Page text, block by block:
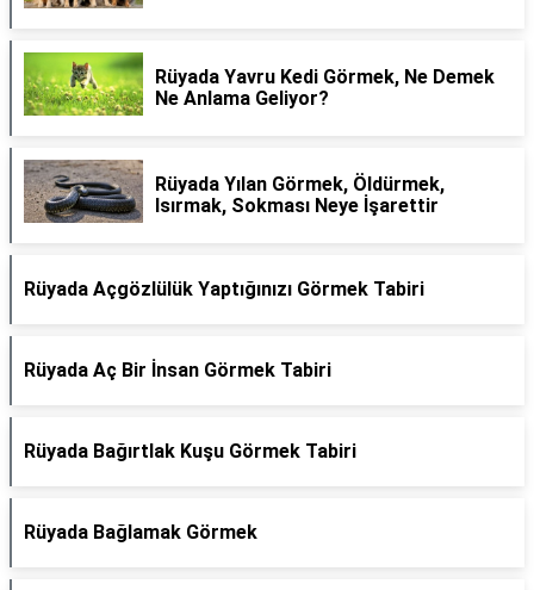
Rüyada Yavru Kedi Görmek, Ne Demek
Ne Anlama Geliyor?
Rüyada Yılan Görmek, Öldürmek,
Isırmak, Sokması Neye İşarettir
Rüyada Açgözlülük Yaptığınızı Görmek Tabiri
Rüyada Aç Bir İnsan Görmek Tabiri
Rüyada Bağırtlak Kuşu Görmek Tabiri
Rüyada Bağlamak Görmek